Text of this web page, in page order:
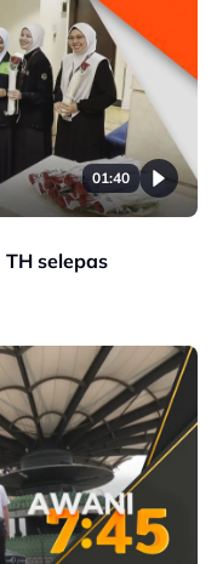
01:40
selepas